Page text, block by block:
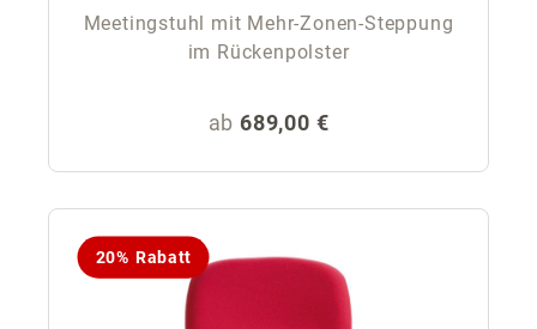
Meetingstuhl mit Mehr-Zonen-Steppung
im Rückenpolster
Regulärer Preis:
ab 689,00 €
20% Rabatt